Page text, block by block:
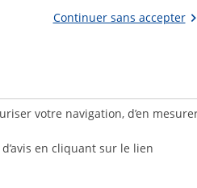
Dans ce 11e épisode
Bachmann,
Environnement chez
que peut et doit avoir
préservation de la
Continuer sans accepter
votre navigation, d’en
en cliquant sur le lien